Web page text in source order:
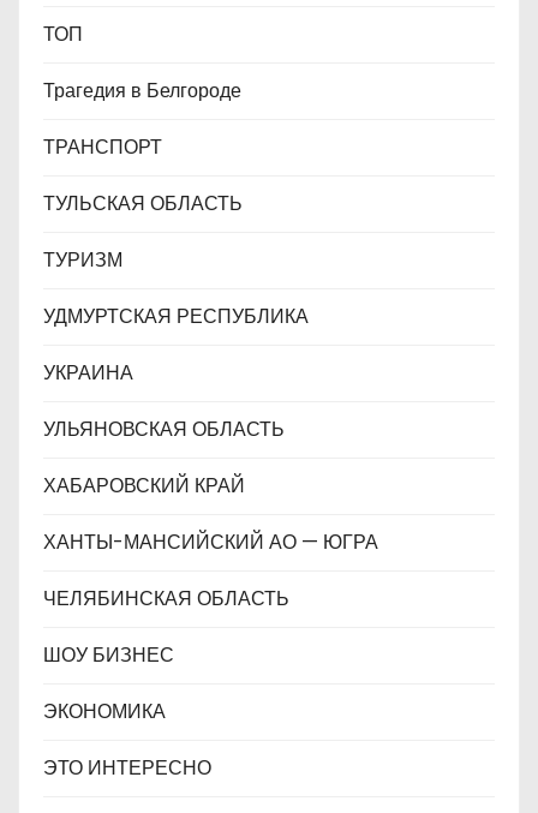
ТОП
Трагедия в Белгороде
ТРАНСПОРТ
ТУЛЬСКАЯ ОБЛАСТЬ
ТУРИЗМ
УДМУРТСКАЯ РЕСПУБЛИКА
УКРАИНА
УЛЬЯНОВСКАЯ ОБЛАСТЬ
ХАБАРОВСКИЙ КРАЙ
ХАНТЫ-МАНСИЙСКИЙ АО — ЮГРА
ЧЕЛЯБИНСКАЯ ОБЛАСТЬ
ШОУ БИЗНЕС
ЭКОНОМИКА
ЭТО ИНТЕРЕСНО